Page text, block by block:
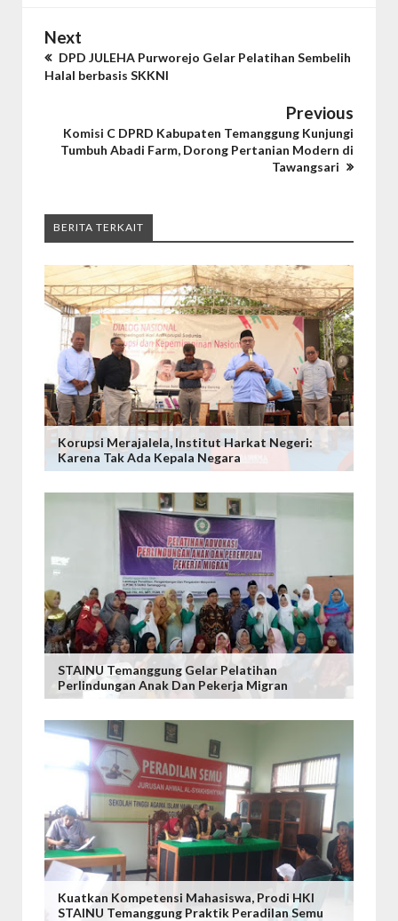
Next
DPD JULEHA Purworejo Gelar Pelatihan Sembelih
Halal berbasis SKKNI
Previous
Komisi C DPRD Kabupaten Temanggung Kunjungi
Tumbuh Abadi Farm, Dorong Pertanian Modern di
Tawangsari
BERITA TERKAIT
Korupsi Merajalela, Institut Harkat Negeri:
Karena Tak Ada Kepala Negara
STAINU Temanggung Gelar Pelatihan
Perlindungan Anak Dan Pekerja Migran
Kuatkan Kompetensi Mahasiswa, Prodi HKI
STAINU Temanggung Praktik Peradilan Semu